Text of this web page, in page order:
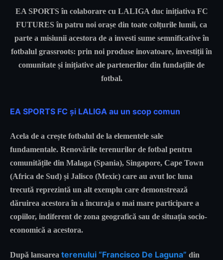
EA SPORTS în colaborare cu LALIGA duc inițiativa FC
FUTURES în patru noi orașe din toate colțurile lumii, ca
parte a misiunii acestora de a investi sume semnificative în
fotbalul grassroots: prin noi produse inovatoare, investiții în
comunitate și inițiative ale partenerilor din fundațiile de
fotbal.
EA SPORTS FC și LALIGA au un scop comun
Acela de a crește fotbalul de la elementele sale
fundamentale. Renovările terenurilor de fotbal pentru
comunitățile din Malaga (Spania), Singapore, Cape Town
(Africa de Sud) și Jalisco (Mexic) care au avut loc luna
trecută reprezintă un alt exemplu care demonstrează
dăruirea acestora în a încuraja o mai mare participare a
copiilor, indiferent de zona geografică sau de situația socio-
economică a acestora.
După lansarea terenului “Francisco De Laguna” din